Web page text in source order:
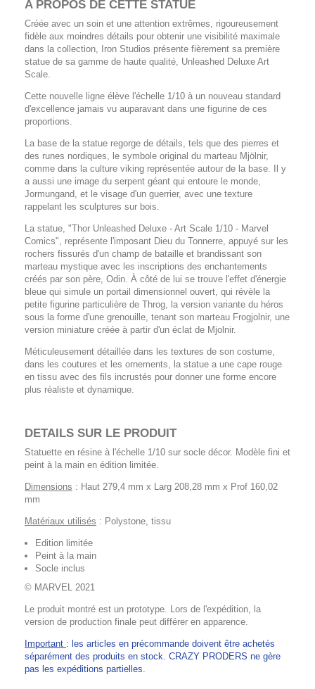
A PROPOS DE CETTE STATUE
Créée avec un soin et une attention extrêmes, rigoureusement
fidèle aux moindres détails pour obtenir une visibilité maximale
dans la collection, Iron Studios présente fièrement sa première
statue de sa gamme de haute qualité, Unleashed Deluxe Art
Scale.
Cette nouvelle ligne élève l'échelle 1/10 à un nouveau standard
d'excellence jamais vu auparavant dans une figurine de ces
proportions.
La base de la statue regorge de détails, tels que des pierres et
des runes nordiques, le symbole original du marteau Mjölnir,
comme dans la culture viking représentée autour de la base. Il y
a aussi une image du serpent géant qui entoure le monde,
Jormungand, et le visage d'un guerrier, avec une texture
rappelant les sculptures sur bois.
La statue, "Thor Unleashed Deluxe - Art Scale 1/10 - Marvel
Comics", représente l'imposant Dieu du Tonnerre, appuyé sur les
rochers fissurés d'un champ de bataille et brandissant son
marteau mystique avec les inscriptions des enchantements
créés par son père, Odin. À côté de lui se trouve l'effet d'énergie
bleue qui simule un portail dimensionnel ouvert, qui révèle la
petite figurine particulière de Throg, la version variante du héros
sous la forme d'une grenouille, tenant son marteau Frogjolnir, une
version miniature créée à partir d'un éclat de Mjolnir.
Méticuleusement détaillée dans les textures de son costume,
dans les coutures et les ornements, la statue a une cape rouge
en tissu avec des fils incrustés pour donner une forme encore
plus réaliste et dynamique.
DETAILS SUR LE PRODUIT
Statuette en résine à l'échelle 1/10 sur socle décor. Modèle fini et
peint à la main en édition limitée.
Dimensions : Haut 279,4 mm x Larg 208,28 mm x Prof 160,02
mm
Matériaux utilisés : Polystone, tissu
Edition limitée
Peint à la main
Socle inclus
© MARVEL 2021
Le produit montré est un prototype. Lors de l'expédition, la
version de production finale peut différer en apparence.
Important : les articles en précommande doivent être achetés
séparément des produits en stock. CRAZY PRODERS ne gère
pas les expéditions partielles.